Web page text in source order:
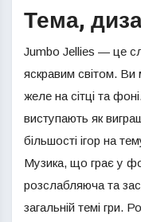
Тема,
Jumbo Jellies — це
яскравим світом. Ви
желе на сітці та
виступають як
більшості ігор на
Музика, що грає у
розслабляюча та
загальній темі гри.